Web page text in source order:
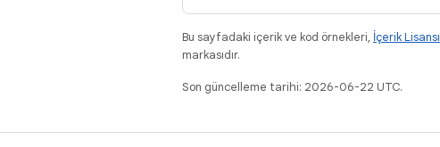
Bu sayfadaki içerik ve kod örnekleri, İçerik Lisansı
markasıdır.
Son güncelleme tarihi: 2026-06-22 UTC.